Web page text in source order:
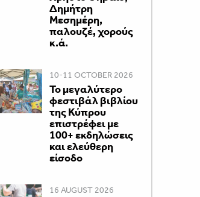
Δημήτρη
Μεσημέρη,
παλουζέ, χορούς
κ.ά.
10-11 OCTOBER 2026
Το μεγαλύτερο
φεστιβάλ βιβλίου
της Κύπρου
επιστρέφει με
100+ εκδηλώσεις
και ελεύθερη
είσοδο
16 AUGUST 2026